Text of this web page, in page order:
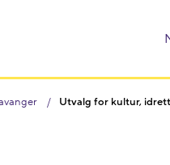
Utvalg for kultur,